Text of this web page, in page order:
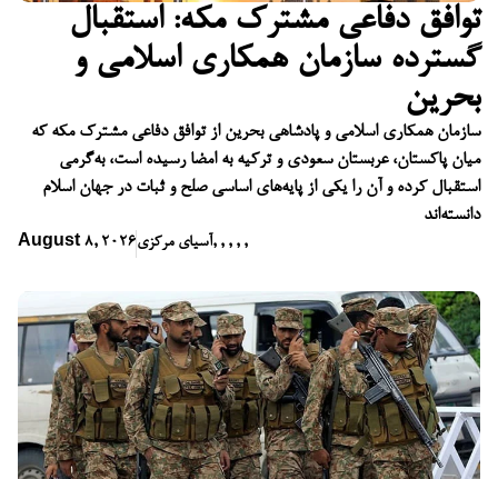
توافق دفاعی مشترک مکه: استقبال
گسترده سازمان همکاری اسلامی و
بحرین
سازمان همکاری اسلامی و پادشاهی بحرین از توافق دفاعی مشترک مکه که
میان پاکستان، عربستان سعودی و ترکیه به امضا رسیده است، به‌گرمی
استقبال کرده و آن را یکی از پایه‌های اساسی صلح و ثبات در جهان اسلام
دانسته‌اند
August 8, 2026آسیای مرکزی, , , , ,